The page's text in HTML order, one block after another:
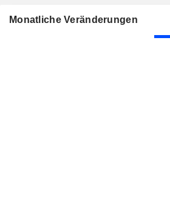
Monatliche Veränderungen